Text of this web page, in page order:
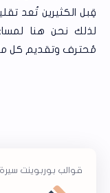
قِبل الكثيرين تُعد
مُحترف وتقديم كل